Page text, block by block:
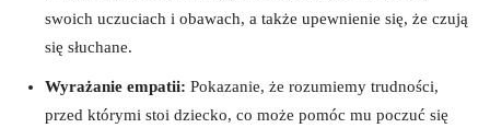
swoich uczuciach i obawach,⁢ a także‍ upewnienie się, że czują
się słuchane.
Wyrażanie ⁣empatii: Pokazanie, że rozumiemy ‍trudności,
przed⁣ którymi stoi⁣ dziecko, co⁤ może pomóc mu poczuć się